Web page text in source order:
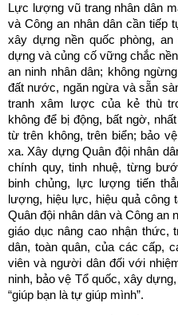
Lực lượng vũ trang nhân dân
và Công an nhân dân cần tiếp
xây dựng nền quốc phòng,
dựng và củng cố vững chắc
an ninh nhân dân; không
đất nước, ngăn ngừa và sẵn
tranh xâm lược của kẻ thù
không để bị động, bất ngờ,
từ trên không, trên biển; bảo
xa. Xây dựng Quân đội nhân
chính quy, tinh nhuệ, từng
binh chủng, lực lượng tiến
lượng, hiệu lực, hiệu quả công
Quân đội nhân dân và Công an
giáo dục nâng cao nhận thức,
dân, toàn quân, của các cấp,
viên và người dân đối với
ninh, bảo vệ Tổ quốc, xây
“giúp bạn là tự giúp mình”.